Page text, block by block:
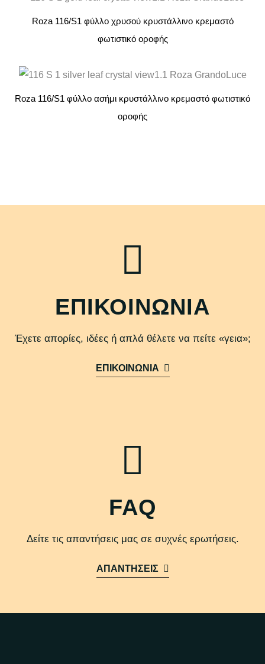
Roza 116/S1 φύλλο χρυσού κρυστάλλινο κρεμαστό
φωτιστικό οροφής
Roza 116/S1 φύλλο ασήμι κρυστάλλινο κρεμαστό φωτιστικό
οροφής
ΕΠΙΚΟΙΝΩΝΙΑ
Έχετε απορίες, ιδέες ή απλά θέλετε να πείτε «γεια»;
ΕΠΙΚΟΙΝΩΝΙΑ
FAQ
Δείτε τις απαντήσεις μας σε συχνές ερωτήσεις.
ΑΠΑΝΤΗΣΕΙΣ